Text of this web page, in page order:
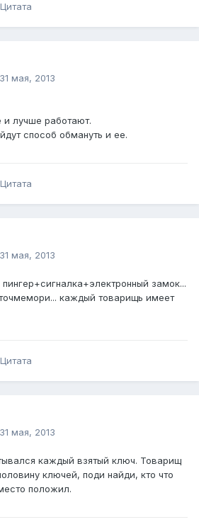
Цитата
31 мая, 2013
лучше работают.
способ обмануть и ее.
Цитата
31 мая, 2013
замок...
каждый товарищь имеет
Цитата
31 мая, 2013
каждый взятый ключ. Товарищ
ключей, поди найди, кто что
положил.